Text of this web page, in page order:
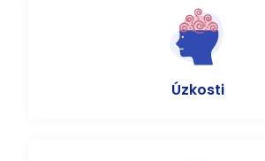
Úzkosti